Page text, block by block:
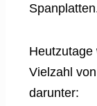
Heutzutage
Vielzahl
darunter: